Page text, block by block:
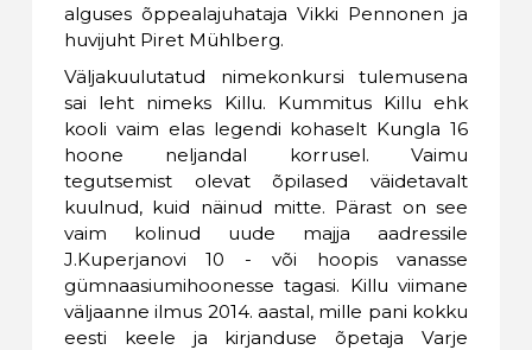
alguses õppealajuhataja Vikki Pennonen ja
huvijuht Piret Mühlberg.
Väljakuulutatud nimekonkursi tulemusena
sai leht nimeks Killu. Kummitus Killu ehk
kooli vaim elas legendi kohaselt Kungla 16
hoone neljandal korrusel. Vaimu
tegutsemist olevat õpilased väidetavalt
kuulnud, kuid näinud mitte. Pärast on see
vaim kolinud uude majja aadressile
J.Kuperjanovi 10 - või hoopis vanasse
gümnaasiumihoonesse tagasi. Killu viimane
väljaanne ilmus 2014. aastal, mille pani kokku
eesti keele ja kirjanduse õpetaja Varje